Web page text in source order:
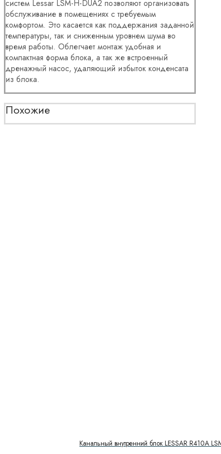
систем Lessar LSM-H-DUA2 позволяют организовать
обслуживание в помещениях с требуемым
комфортом. Это касается как поддержания заданной
температуры, так и сниженным уровнем шума во
время работы. Облегчает монтаж удобная и
компактная форма блока, а так же встроенный
дренажный насос, удаляющий избыток конденсата
из блока.
Похожие
Канальный внутренний блок LESSAR R410A